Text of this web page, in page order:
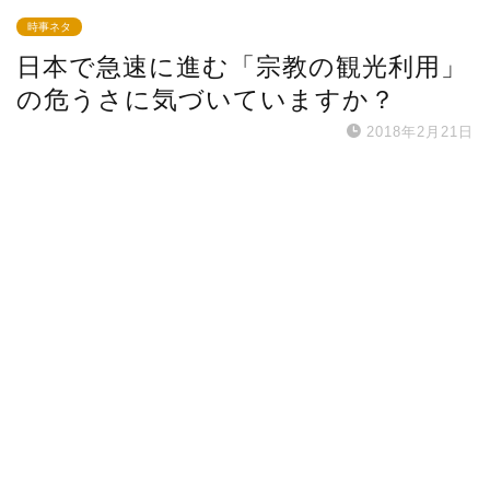
時事ネタ
日本で急速に進む「宗教の観光利用」
の危うさに気づいていますか？
2018年2月21日